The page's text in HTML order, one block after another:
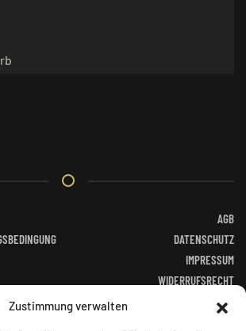
Zustimmung verwalten
AGB
DATENSCHUTZ
IMPRESSUM
WIDERRUFSRECHT
ALTGERÄTEVERORDNUNG